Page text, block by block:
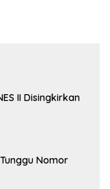
II Disingkirkan
Nomor